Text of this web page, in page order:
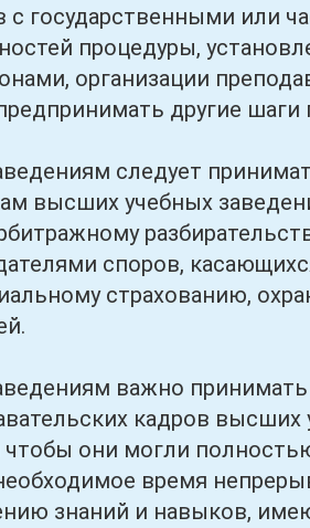
с государственными или
процедуры,
организации
другие шаги
следует
высших учебных
споров,
страхованию,
важно принимать
кадров
чтобы они могли
время
знаний и навыков,